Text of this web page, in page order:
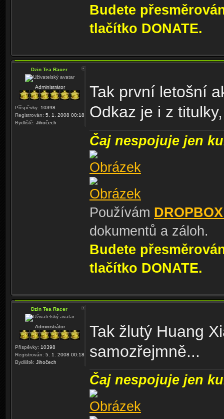
Budete
tlačítko DONATE.
Dzin Tea Racer
Administrátor
Příspěvky: 10398
Registrován: 5. 1. 2008 00:18
Bydliště: Jihočech
Tak první letošní
Odkaz je i z
Čaj nespojuje jen
Používám
dokumentů a záloh.
Budete
tlačítko DONATE.
Dzin Tea Racer
Administrátor
Příspěvky: 10398
Registrován: 5. 1. 2008 00:18
Bydliště: Jihočech
Tak žlutý Huang
samozřejmně...
Čaj nespojuje jen